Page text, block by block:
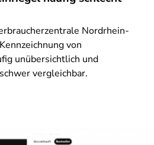
Nordrhein-
von
unübersichtlich und
vergleichbar.